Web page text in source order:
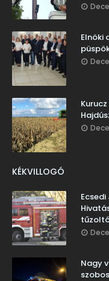
Elnöki
KÉKVILLOGÓ
Nagy